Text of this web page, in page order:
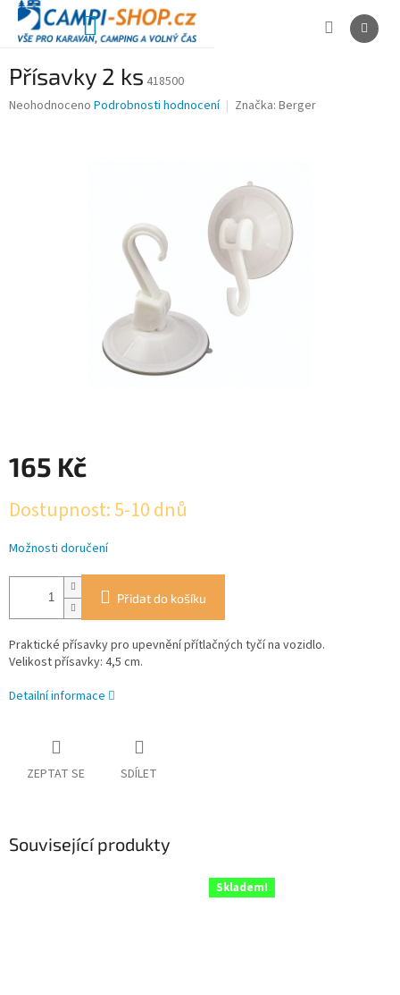
Přejít
obsah
NÁKUPNÍ
Přísavky 2 ks 418500
Průměrné
Neohodnoceno Podrobnosti hodnocení Značka: Berger
165 Kč
cena:
Dostupnost: 5-10 dnů
Možnosti doručení
Přidat do košíku
Praktické přísavky pro upevnění přítlačných tyčí na vozidlo.
Velikost přísavky: 4,5 cm.
Detailní informace
ZEPTAT SE SDÍLET
Související produkty
Skladem!